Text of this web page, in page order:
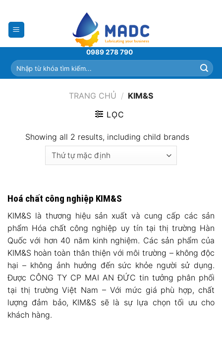
content
0989 278 790
Tìm
kiếm:
TRANG CHỦ / KIM&S
LỌC
Showing all 2 results, including child brands
Hoá chất công nghiệp KIM&S
KIM&S là thương hiệu sản xuất và cung cấp các sản
phẩm Hóa chất công nghiệp uy tín tại thị trường Hàn
Quốc với hơn 40 năm kinh nghiệm. Các sản phẩm của
KIM&S hoàn toàn thân thiện với môi trường – không độc
hại – không ảnh hưởng đến sức khỏe người sử dụng.
Được CÔNG TY CP MAI AN ĐỨC tin tưởng phân phối
tại thị trường Việt Nam – Với mức giá phù hợp, chất
lượng đảm bảo, KIM&S sẽ là sự lựa chọn tối ưu cho
khách hàng.